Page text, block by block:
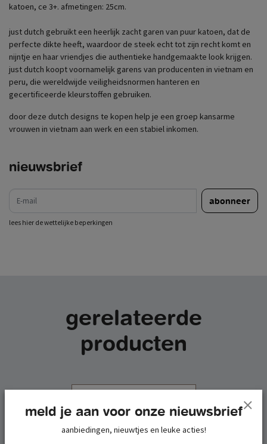
katoen, ce 3+. afmetingen: 25cm.
just dutch gebruikt een heerlijk zacht garen van puur katoen, dat de
perfecte dikte heeft, waardoor de steek echt tot zijn recht komt en
nijntje en haar vriendjes die authentieke handgemaakte look krijgen.
just dutch koopt voornamelijk garens van producenten in vietnam en
peru, die wereldwijde veiligheidsnormen hanteren en
gecertificeerde kleurstoffen gebruiken.
door deze dutch designs te kopen help je een groep kansarme
vrouwen in vietnam aan werk en een stabiel inkomen.
nieuwsbrief
abonneer
lees hier de wettelijke beperkingen
gerelateerde
producten
meld je aan voor onze nieuwsbrief
aanbiedingen, nieuwtjes en leuke acties!